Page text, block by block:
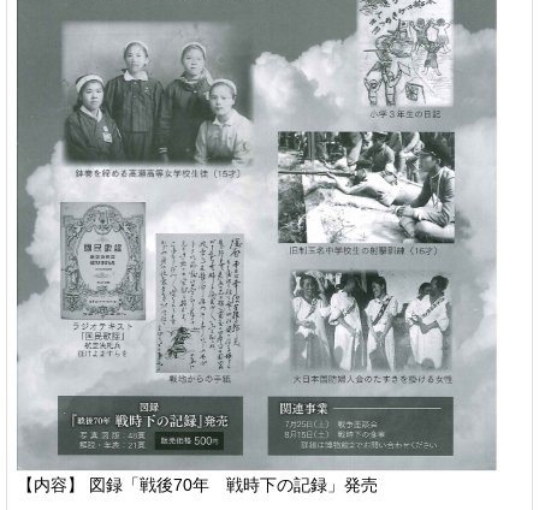
【内容】 図録「戦後70年 戦時下の記録」発売